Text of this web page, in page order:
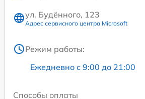
ул. Будённого, 123
Адрес сервисного центра Microsoft
Режим работы:
Ежедневно с 9:00 до 21:00
Способы оплаты